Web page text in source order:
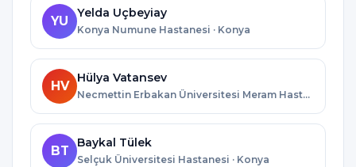
YU
Yelda Uçbeyiay
Konya Numune Hastanesi · Konya
HV
Hülya Vatansev
Necmettin Erbakan Üniversitesi Meram Hastanesi · Konya
BT
Baykal Tülek
Selçuk Üniversitesi Hastanesi · Konya